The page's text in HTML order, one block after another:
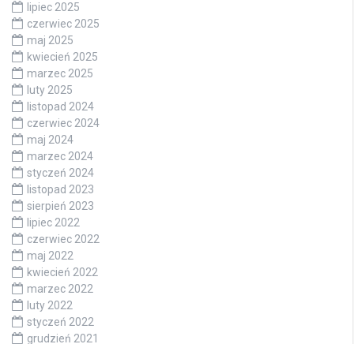
lipiec 2025
czerwiec 2025
maj 2025
kwiecień 2025
marzec 2025
luty 2025
listopad 2024
czerwiec 2024
maj 2024
marzec 2024
styczeń 2024
listopad 2023
sierpień 2023
lipiec 2022
czerwiec 2022
maj 2022
kwiecień 2022
marzec 2022
luty 2022
styczeń 2022
grudzień 2021